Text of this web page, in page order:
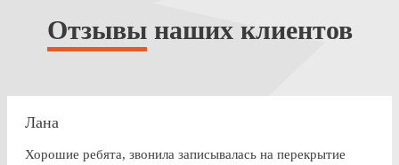
Отзывынаших клиентов
Лана
Хорошие ребята, звонила записывалась на перекрытие